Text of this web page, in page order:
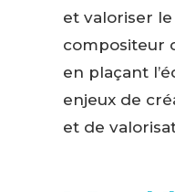
et valoriser
compositeur
en plaçant
enjeux de
et de